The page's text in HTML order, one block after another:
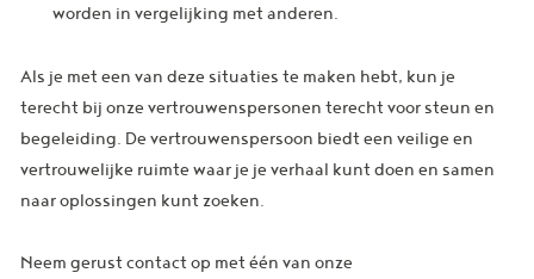
worden in vergelijking met anderen.
Als je met een van deze situaties te maken hebt, kun je
terecht bij onze vertrouwenspersonen terecht voor steun en
begeleiding. De vertrouwenspersoon biedt een veilige en
vertrouwelijke ruimte waar je je verhaal kunt doen en samen
naar oplossingen kunt zoeken.
Neem gerust contact op met één van onze